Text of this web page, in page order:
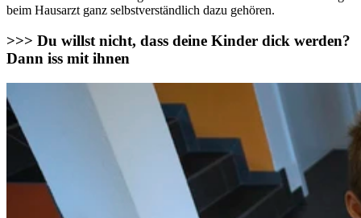
beim Hausarzt ganz selbstverständlich dazu gehören.
>>> Du willst nicht, dass deine Kinder dick werden?
Dann iss mit ihnen